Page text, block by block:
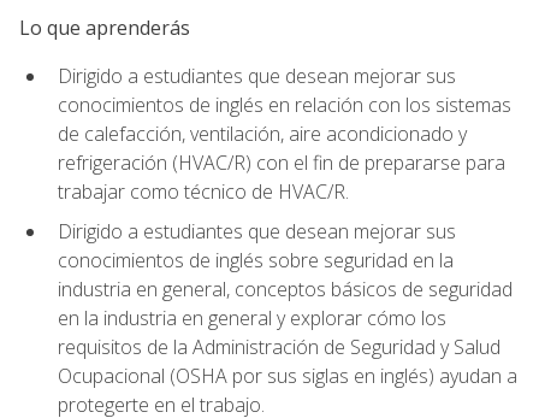
Lo que aprenderás
Dirigido a estudiantes que desean mejorar sus
conocimientos de inglés en relación con los sistemas
de calefacción, ventilación, aire acondicionado y
refrigeración (HVAC/R) con el fin de prepararse para
trabajar como técnico de HVAC/R.
Dirigido a estudiantes que desean mejorar sus
conocimientos de inglés sobre seguridad en la
industria en general, conceptos básicos de seguridad
en la industria en general y explorar cómo los
requisitos de la Administración de Seguridad y Salud
Ocupacional (OSHA por sus siglas en inglés) ayudan a
protegerte en el trabajo.